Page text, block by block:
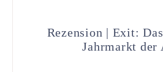
Rezension | Exit:
Jahrmarkt der